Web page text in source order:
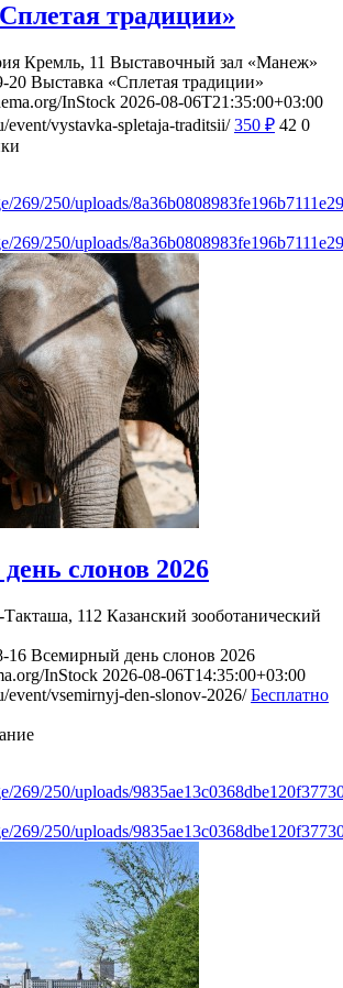
традиции»
Кремль, 11 Выставочный зал «Манеж»
20 Выставка «Сплетая традиции»
InStock 2026-08-06T21:35:00+03:00
event/vystavka-spletaja-traditsii/ 350 ₽ 42 0
269/250/uploads/
269/250/uploads/
слонов 2026
112 Казанский зооботанический
16 Всемирный день слонов 2026
InStock 2026-08-06T14:35:00+03:00
event/vsemirnyj-den-slonov-2026/ Бесплатно
269/250/uploads/
269/250/uploads/